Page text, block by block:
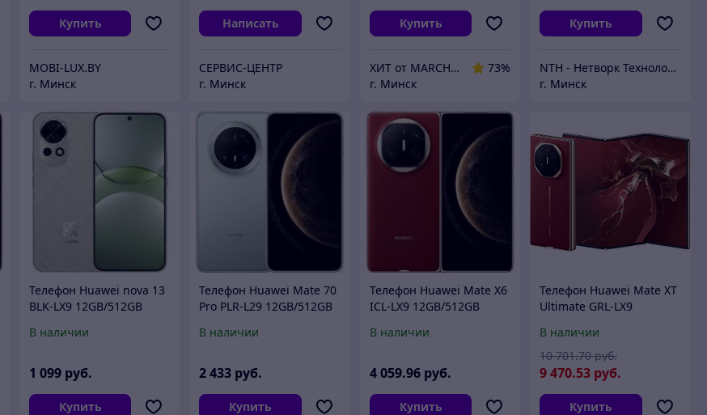
Купить
MOBI-LUX.BY
г. Минск
Написать
СЕРВИС-ЦЕНТР
г. Минск
Купить
ХИТ от MARCHENKO
73%
г. Минск
Купить
NTH - Нетворк Технолоджи
г. Минск
Телефон Huawei nova 13
BLK-LX9 12GB/512GB
В наличии
1 099 руб.
Купить
Телефон Huawei Mate 70
Pro PLR-L29 12GB/512GB
В наличии
2 433 руб.
Купить
Телефон Huawei Mate X6
ICL-LX9 12GB/512GB
В наличии
4 059.96 руб.
Купить
Телефон Huawei Mate XT
Ultimate GRL-LX9
международная версия)
В наличии
9 470.53 руб.
10 701.70 руб.
Купить